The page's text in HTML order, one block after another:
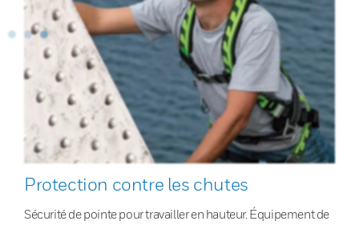
Protection contre les chutes
Sécurité de pointe pour travailler en hauteur. Équipement de